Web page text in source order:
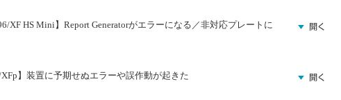
XF HS Mini】Report Generatorがエラーになる／非対応プレートに
XFp】装置に予期せぬエラーや誤作動が起きた